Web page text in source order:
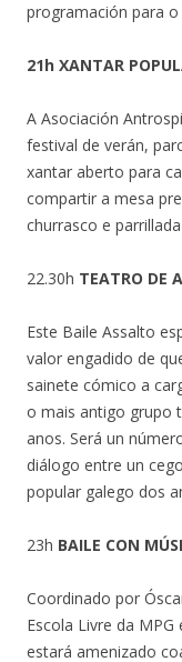
programación para o
21h XANTAR
A Asociación
festival de verán,
xantar aberto para
compartir a mesa
churrasco e
22.30h TEATRO DE
Este Baile Assalto
valor engadido de
sainete cómico a
o mais antigo grupo
anos. Será un
diálogo entre un
popular galego dos
23h BAILE CON
Coordinado por
Escola Livre da
estará amenizado